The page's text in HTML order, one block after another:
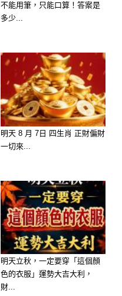
不能用筆，只能口算！答案是
多少...
明天 8 月 7日 四生肖 正財偏財
一切來...
明天立秋，一定要穿「這個顏
色的衣服」運勢大吉大利，
財...